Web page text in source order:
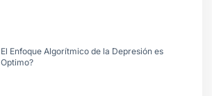
El Enfoque Algorítmico de la Depresión es
Optimo?